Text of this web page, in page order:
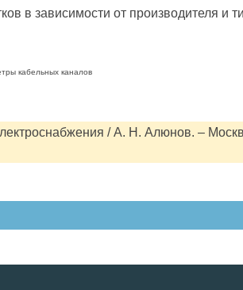
в зависимости от производителя и
кабельных каналов
/ А. Н. Алюнов. –